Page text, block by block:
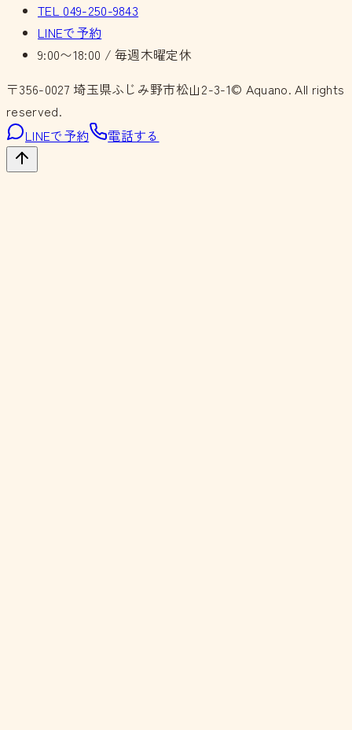
TEL 049-250-9843
LINEで予約
9:00〜18:00 / 毎週木曜定休
〒356-0027 埼玉県ふじみ野市松山2-3-1© Aquano. All rights
reserved.
LINEで予約
電話する